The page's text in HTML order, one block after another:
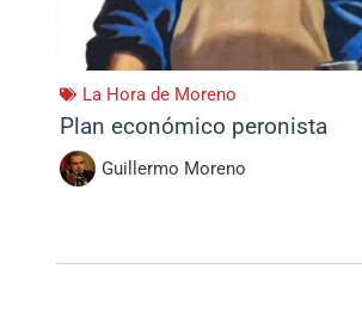
La Hora de Moreno
Plan económico peronista
Guillermo Moreno